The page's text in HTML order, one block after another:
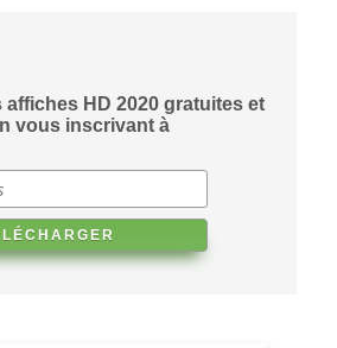
affiches HD 2020 gratuites et
vous inscrivant à